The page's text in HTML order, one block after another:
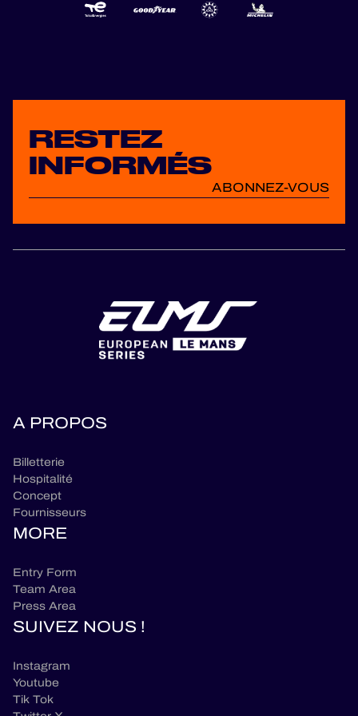
Castellet. 🏆
RESTEZ
INFORMÉS
ABONNEZ-VOUS
A PROPOS
Billetterie
Hospitalité
Concept
Fournisseurs
MORE
Entry Form
Team Area
Press Area
SUIVEZ NOUS !
Instagram
Youtube
Tik Tok